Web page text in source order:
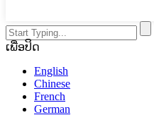
ເພື່ອປິດ
English
Chinese
French
German